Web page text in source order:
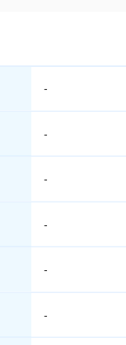
-
-
-
-
-
-